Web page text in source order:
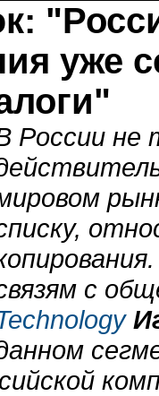
уже
России не
с